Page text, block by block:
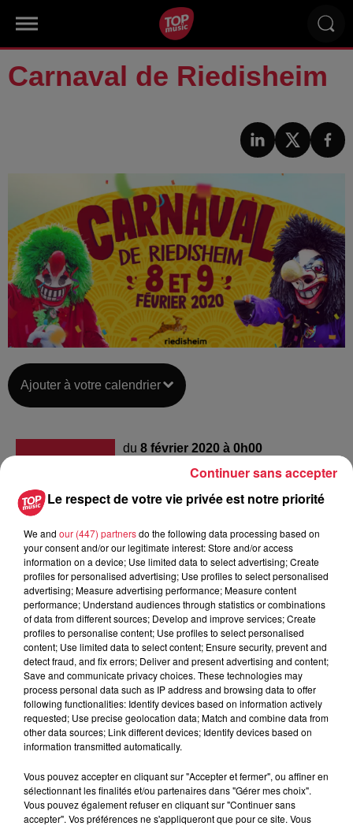
Carnaval de Riedisheim
Ajouter à votre calendrier
du 8 février 2020 à 0h00
9 février 2020 à 0h00
Lieu RIEDISHEIM (68)
Organisateur https://www.riedisheim.fr/evenement/
Tarif Gratuit
Le respect de votre vie privée est notre priorité
We and our (447) partnersdo the following data processing based on
your consent and/or our legitimate interest: Store and/or access
information on a device; Use limited data to select advertising; Create
profiles for personalised advertising; Use profiles to select personalised
advertising; Measure advertising performance; Measure content
performance; Understand audiences through statistics or combinations
of data from different sources; Develop and improve services; Create
profiles to personalise content; Use profiles to select personalised
content; Use limited data to select content; Ensure security, prevent and
detect fraud, and fix errors; Deliver and present advertising and content;
Save and communicate privacy choices. These technologies may
process personal data such as IP address and browsing data to offer
following functionalities: Identify devices based on information actively
requested; Use precise geolocation data; Match and combine data from
other data sources; Link different devices; Identify devices based on
information transmitted automatically.
Vous pouvez accepter en cliquant sur "Accepter et fermer", ou affiner en
sélectionnant les finalités et/ou partenaires dans "Gérer mes choix".
Vous pouvez également refuser en cliquant sur "Continuer sans
accepter". Vos préférences ne s'appliqueront que pour ce site. Vous
Continuer sans accepter